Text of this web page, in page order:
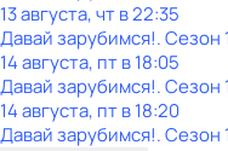
13 августа, чт в 22:35
Давай зарубимся!. Сезон 1
14 августа, пт в 18:05
Давай зарубимся!. Сезон 1
14 августа, пт в 18:20
Давай зарубимся!. Сезон 1